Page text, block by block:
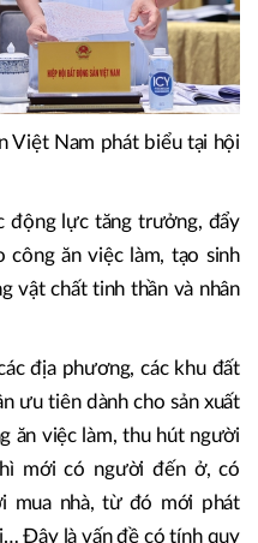
Việt Nam phát biểu tại hội
động lực tăng trưởng, đẩy
công ăn việc làm, tạo sinh
vật chất tinh thần và nhân
địa phương, các khu đất